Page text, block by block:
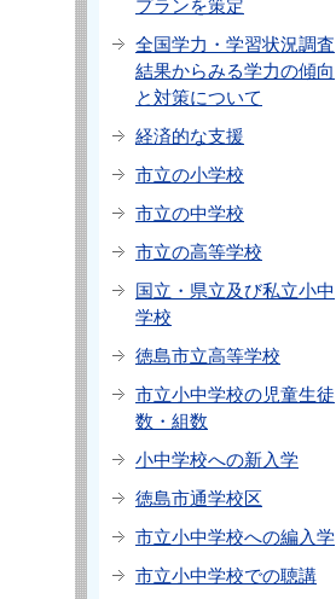
プランを策定
全国学力・学習状況調査
結果からみる学力の傾向
と対策について
経済的な支援
市立の小学校
市立の中学校
市立の高等学校
国立・県立及び私立小中
学校
徳島市立高等学校
市立小中学校の児童生徒
数・組数
小中学校への新入学
徳島市通学校区
市立小中学校への編入学
市立小中学校での聴講